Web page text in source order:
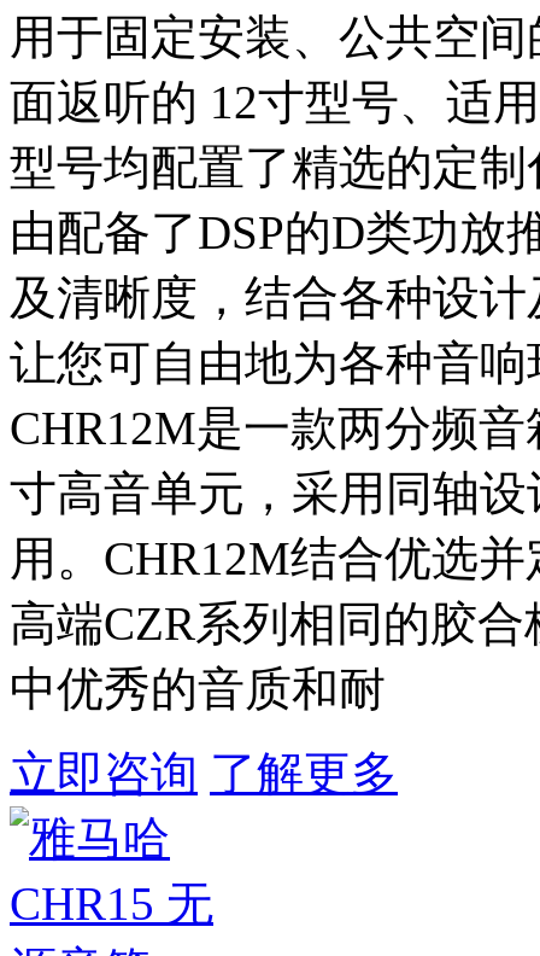
用于固定安装、公共空
面返听的 12寸型号、适
型号均配置了精选的定
由配备了DSP的D类功放
及清晰度，结合各种设
让您可自由地为各种音
CHR12M是一款两分频
寸高音单元，采用同轴
用。CHR12M结合优选
高端CZR系列相同的胶
中优秀的音质和耐
立即咨询 了解更多